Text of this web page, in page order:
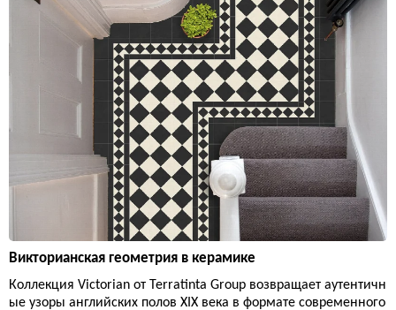
Викторианская геометрия в керамике
Коллекция Victorian от Terratinta Group возвращает аутентичн
ые узоры английских полов XIX века в формате современного